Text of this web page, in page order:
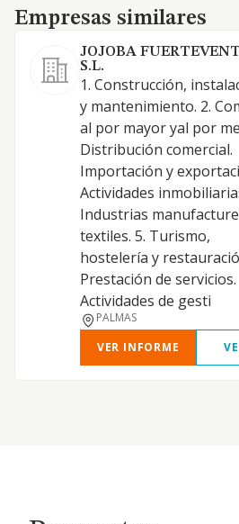
Empresas similares
Empresas similares
JOJOBA
S.L.
1. Construcción,
y mantenimiento. 2.
al por mayor yal por
Distribución comercial.
Importación y
Actividades
Industrias
textiles. 5. Turismo,
hostelería y
Prestación de servicios.
Actividades de gesti
PALMAS
VER INFORME